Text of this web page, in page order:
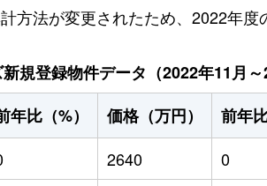
方法が変更されたため、2022年度
規登録物件データ（2022年11月～
年比（%） 価格（万円） 前年
2640 0